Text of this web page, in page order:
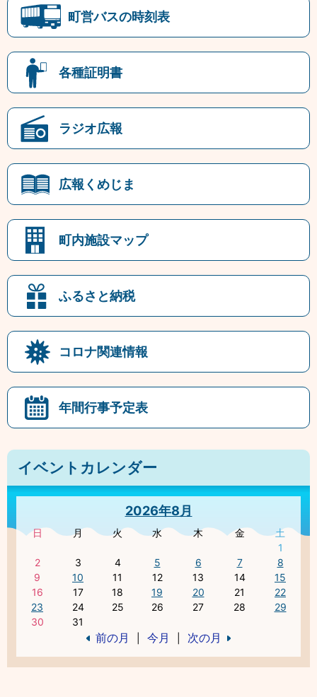
町営バスの時刻表
各種証明書
ラジオ広報
広報くめじま
町内施設マップ
ふるさと納税
コロナ関連情報
年間行事予定表
イベントカレンダー
2026年8月
日 月 火 水 木 金
土
1
2
3 4 5 6 7
8
9
10 11 12 13 14
15
16
17 18 19 20 21
22
23
24 25 26 27 28
29
30
31
前の月 今月 次の月